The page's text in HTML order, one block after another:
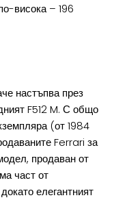
висока – 196
настъпва през
F512 M. С общо
(от 1984
Ferrari за
продаван от
част от
елегантният